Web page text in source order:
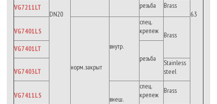
DN20 6.3
VG7211LT резьба Brass
VG7401LS
норм. закрыт
внутр.
спец.
крепеж
Brass
VG7401LT
резьба
VG7403LT
Stainless
steel
VG7411LS внеш.
спец.
крепеж
Brass